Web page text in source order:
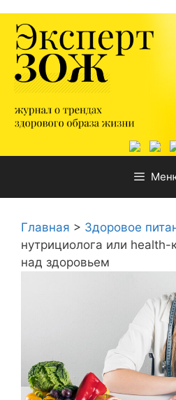
содержимому
Главная > Здоровое
нутрициолога или health-
над здоровьем